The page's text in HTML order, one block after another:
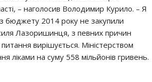
– наголосив Володимир Курило. – Я
бюджету 2014 року не закупили
Лазоришинця, з певних причин
вирішується. Міністерством
ліками на суму 558 мільйонів гривень.